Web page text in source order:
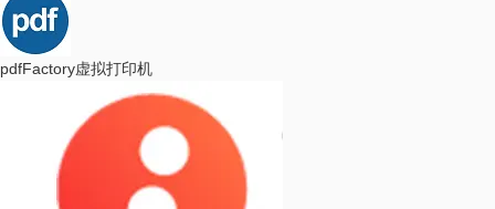
pdfFactory虚拟打印机